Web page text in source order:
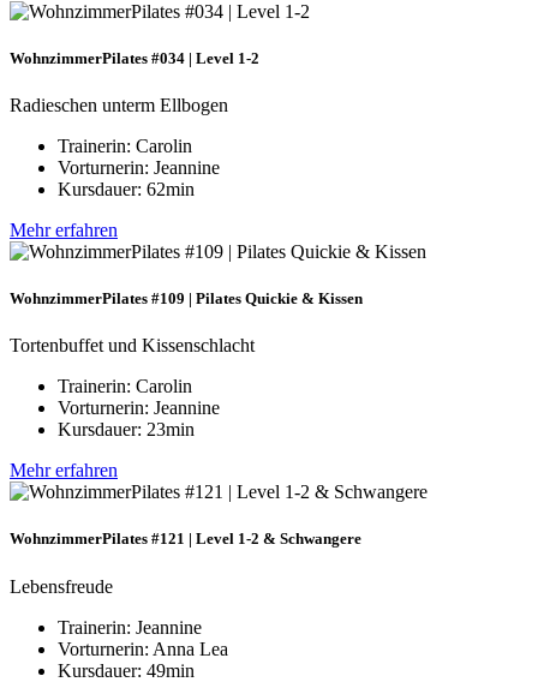
WohnzimmerPilates #034 | Level 1-2
Radieschen unterm Ellbogen
Trainerin: Carolin
Vorturnerin: Jeannine
Kursdauer: 62min
Mehr erfahren
WohnzimmerPilates #109 | Pilates Quickie & Kissen
Tortenbuffet und Kissenschlacht
Trainerin: Carolin
Vorturnerin: Jeannine
Kursdauer: 23min
Mehr erfahren
WohnzimmerPilates #121 | Level 1-2 & Schwangere
Lebensfreude
Trainerin: Jeannine
Vorturnerin: Anna Lea
Kursdauer: 49min